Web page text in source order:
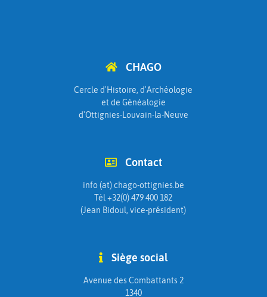
CHAGO
Cercle d'Histoire, d'Archéologie
et de Généalogie
d'Ottignies-Louvain-la-Neuve
Contact
info (at) chago-ottignies.be
Tél +32(0) 479 400 182
(Jean Bidoul, vice-président)
Siège social
Avenue des Combattants 2
1340